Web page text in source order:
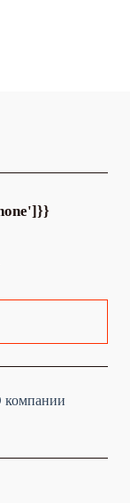
компании